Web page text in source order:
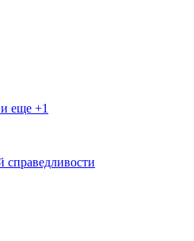
еще +1